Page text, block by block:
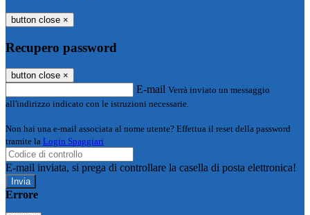
button close ×
Recupero password
button close ×
E-mail Verrà inviato un messaggio
all'indirizzo indicato con le istruzioni necessarie.
Non hai una e-mail associata al nome utente? Effettua il reset della password
tramite la Login Spaggiari
E-mail inviata, si prega di controllare la casella di posta elettronica!
Errore